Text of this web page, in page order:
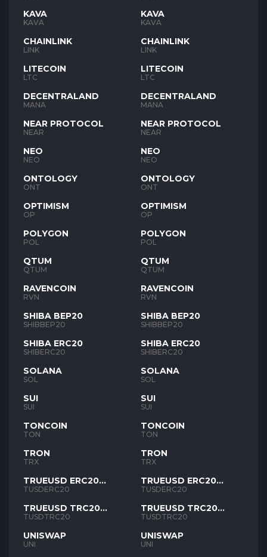
KAVA
KAVA
CHAINLINK
LINK
LITECOIN
LTC
DECENTRALAND
MANA
NEAR PROTOCOL
NEAR
NEO
NEO
ONTOLOGY
ONT
OPTIMISM
OP
POLYGON
POL
QTUM
QTUM
RAVENCOIN
RVN
SHIBA BEP20
SHIBBEP20
SHIBA ERC20
SHIBERC20
SOLANA
SOL
SUI
SUI
TONCOIN
TON
TRON
TRX
TRUEUSD ERC20
TUSD
TUSDERC20
TRUEUSD TRC20
TUSD
TUSDTRC20
UNISWAP
UNI
KAVA
KAVA
CHAINLINK
LINK
LITECOIN
LTC
DECENTRALAND
MANA
NEAR PROTOCOL
NEAR
NEO
NEO
ONTOLOGY
ONT
OPTIMISM
OP
POLYGON
POL
QTUM
QTUM
RAVENCOIN
RVN
SHIBA BEP20
SHIBBEP20
SHIBA ERC20
SHIBERC20
SOLANA
SOL
SUI
SUI
TONCOIN
TON
TRON
TRX
TRUEUSD ERC20
TUSD
TUSDERC20
TRUEUSD TRC20
TUSD
TUSDTRC20
UNISWAP
UNI